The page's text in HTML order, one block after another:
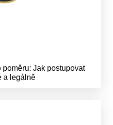
Jak postupovat
a legálně